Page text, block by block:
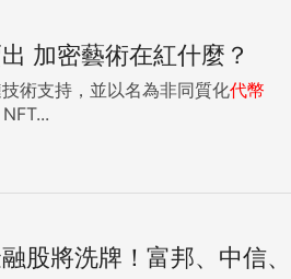
加密藝術在紅什麼？
術支持，並以名為非同質化代幣
股將洗牌！富邦、中信、